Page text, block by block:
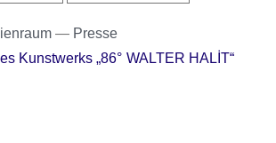
Presse
Kunstwerks „86° WALTER HALİT“